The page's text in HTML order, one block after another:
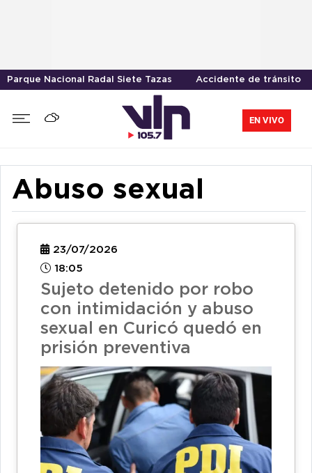
Parque Nacional Radal Siete Tazas Accidente de tránsito
EN VIVO
Abuso sexual
23/07/2026
18:05
Sujeto detenido por robo
con intimidación y abuso
sexual en Curicó quedó en
prisión preventiva